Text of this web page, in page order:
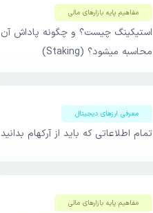
مفاهیم پایه بازار‌های مالی
استیکینگ چیست؟ و چگونه پاداش آن
محاسبه میشود؟ (Staking)
معرفی ارزهای دیجیتال
تمام اطلاعاتی که باید از آرکهام بدانید
مفاهیم پایه بازار‌های مالی